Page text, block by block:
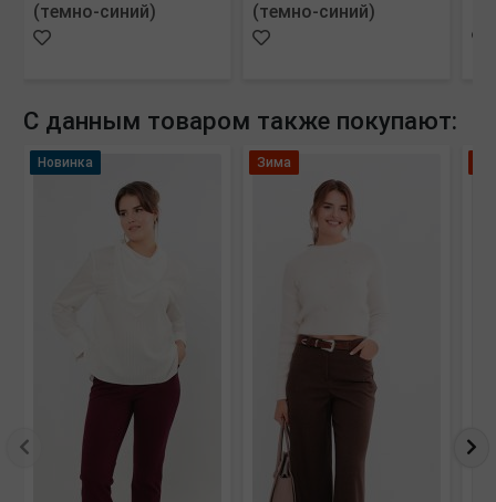
(темно-синий)
(темно-синий)
С данным товаром также покупают:
Новинка Зима